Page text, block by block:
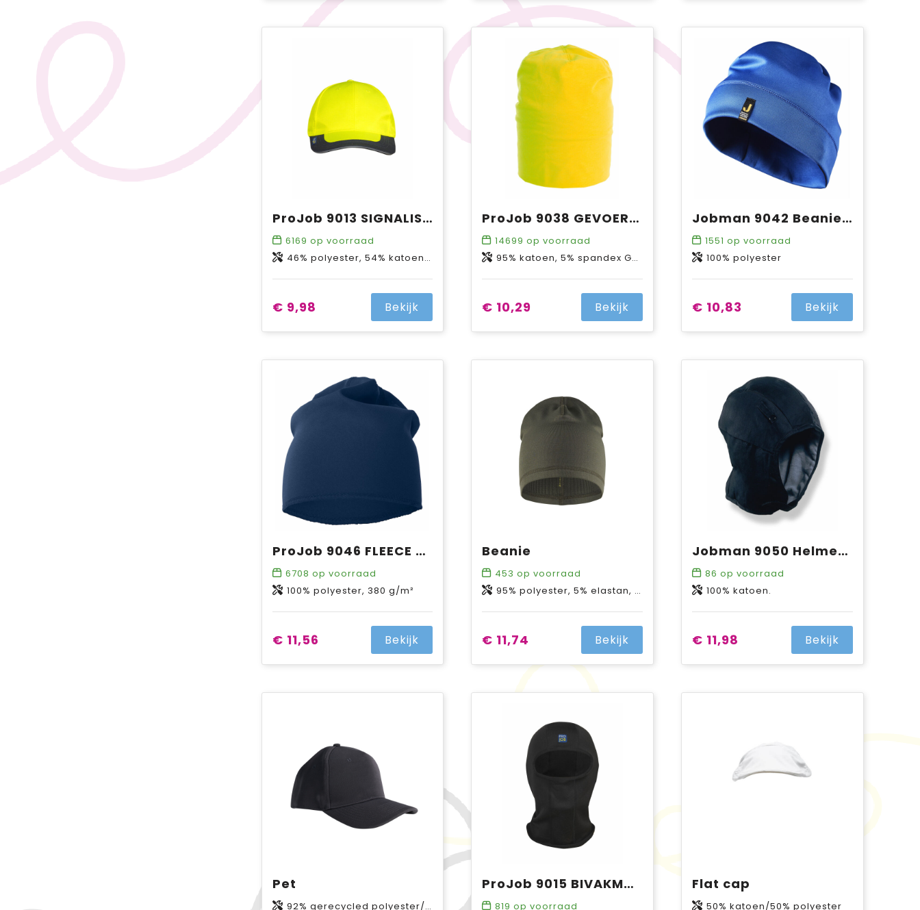
ProJob 9013 SIGNALISATIEPET
6169 op voorraad
46% polyester, 54% katoen, 250 g/m²
€ 9,98 Bekijk
ProJob 9038 GEVOERDE BEANIE
14699 op voorraad
95% katoen, 5% spandex Geel & oranje: 60% polyester, 33% katoen, 7% spandex
€ 10,29 Bekijk
Jobman 9042 Beanie Spun Dye
1551 op voorraad
100% polyester
€ 10,83 Bekijk
ProJob 9046 FLEECE MUTS
6708 op voorraad
100% polyester, 380 g/m²
€ 11,56 Bekijk
Beanie
453 op voorraad
95% polyester, 5% elastan, gridfleece, 265 g/m²
€ 11,74 Bekijk
Jobman 9050 Helmet Hood
86 op voorraad
100% katoen.
€ 11,98 Bekijk
Pet
92% gerecycled polyester/8% elastaan
ProJob 9015 BIVAKMUTS
819 op voorraad
Flat cap
50% katoen/50% polyester